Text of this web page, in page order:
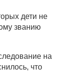
дети не
званию
на
что